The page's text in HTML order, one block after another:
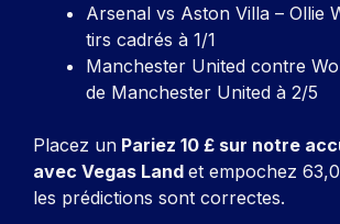
Arsenal vs Aston Villa – Ollie
tirs cadrés à 1/1
Manchester United contre
de Manchester United à 2/5
Placez un Pariez 10 £ sur notre
avec Vegas Land et empochez
les prédictions sont correctes.